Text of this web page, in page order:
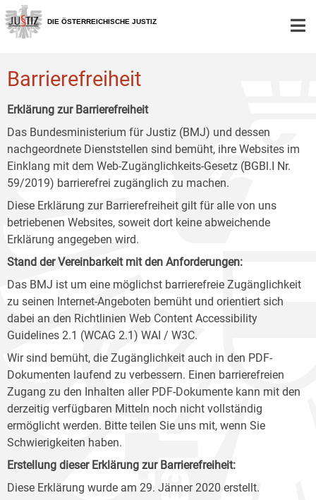
Zur
Hauptnavigation
[1]
Zum
Inhalt
[2]
Zum
Untermenü
[3]
DIE ÖSTERREICHISCHE JUSTIZ
Barrierefreiheit
Erklärung zur Barrierefreiheit
Das Bundesministerium für Justiz (BMJ) und dessen
nachgeordnete Dienststellen sind bemüht, ihre Websites im
Einklang mit dem Web-Zugänglichkeits-Gesetz (BGBl.I Nr.
59/2019) barrierefrei zugänglich zu machen.
Diese Erklärung zur Barrierefreiheit gilt für alle von uns
betriebenen Websites, soweit dort keine abweichende
Erklärung angegeben wird.
Stand der Vereinbarkeit mit den Anforderungen:
Das BMJ ist um eine möglichst barrierefreie Zugänglichkeit
zu seinen Internet-Angeboten bemüht und orientiert sich
dabei an den Richtlinien Web Content Accessibility
Guidelines 2.1 (WCAG 2.1) WAI / W3C.
Wir sind bemüht, die Zugänglichkeit auch in den PDF-
Dokumenten laufend zu verbessern. Einen barrierefreien
Zugang zu den Inhalten aller PDF-Dokumente kann mit den
derzeitig verfügbaren Mitteln noch nicht vollständig
ermöglicht werden. Bitte teilen Sie uns mit, wenn Sie
Schwierigkeiten haben.
Erstellung dieser Erklärung zur Barrierefreiheit:
Diese Erklärung wurde am 29. Jänner 2020 erstellt.